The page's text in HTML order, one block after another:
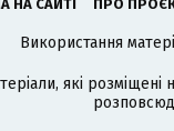
НА САЙТІ ПРО
Використання
які